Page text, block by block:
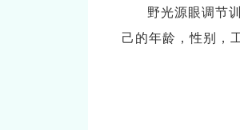
野光源眼调节
己的年龄，性别，